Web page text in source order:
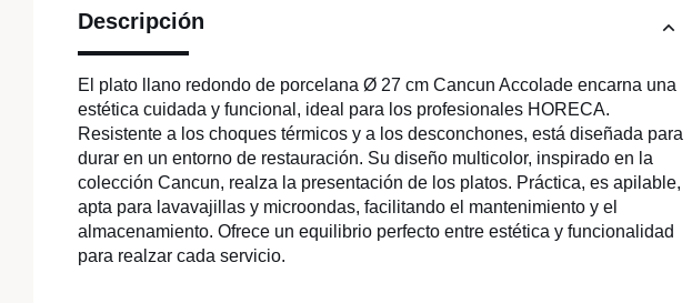
Descripción
El plato llano redondo de porcelana Ø 27 cm Cancun Accolade encarna una
estética cuidada y funcional, ideal para los profesionales HORECA.
Resistente a los choques térmicos y a los desconchones, está diseñada para
durar en un entorno de restauración. Su diseño multicolor, inspirado en la
colección Cancun, realza la presentación de los platos. Práctica, es apilable,
apta para lavavajillas y microondas, facilitando el mantenimiento y el
almacenamiento. Ofrece un equilibrio perfecto entre estética y funcionalidad
para realzar cada servicio.